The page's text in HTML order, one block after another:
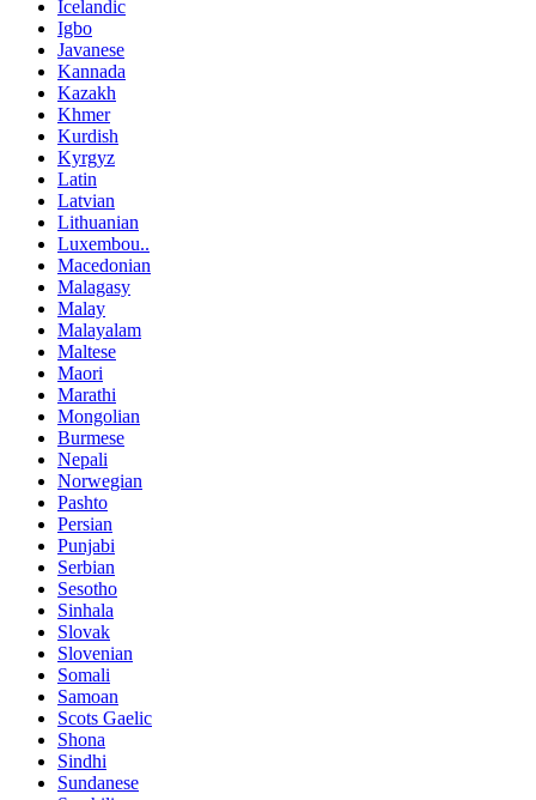
Icelandic
Igbo
Javanese
Kannada
Kazakh
Khmer
Kurdish
Kyrgyz
Latin
Latvian
Lithuanian
Luxembou..
Macedonian
Malagasy
Malay
Malayalam
Maltese
Maori
Marathi
Mongolian
Burmese
Nepali
Norwegian
Pashto
Persian
Punjabi
Serbian
Sesotho
Sinhala
Slovak
Slovenian
Somali
Samoan
Scots Gaelic
Shona
Sindhi
Sundanese